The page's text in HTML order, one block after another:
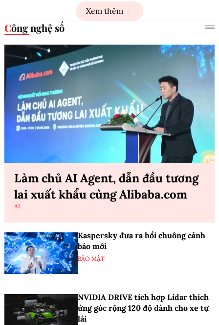
Xem thêm
Công nghệ số
Làm chủ AI Agent, dẫn đầu tương
lai xuất khẩu cùng Alibaba.com
AI
Kaspersky đưa ra hồi chuông cảnh
báo mới
BẢO MẬT
NVIDIA DRIVE tích hợp Lidar thích
ứng góc rộng 120 độ dành cho xe tự
lái